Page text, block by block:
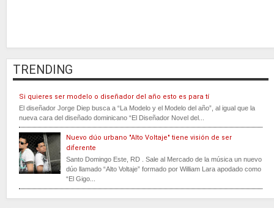
TRENDING
Si quieres ser modelo o diseñador del año esto es para tí
El diseñador Jorge Diep busca a “La Modelo y el Modelo del año”, al igual que la
nueva cara del diseñado dominicano “El Diseñador Novel del...
Nuevo dúo urbano "Alto Voltaje" tiene visión de ser
diferente
Santo Domingo Este, RD . Sale al Mercado de la música un nuevo
dúo llamado “Alto Voltaje” formado por William Lara apodado como
“El Gigo...